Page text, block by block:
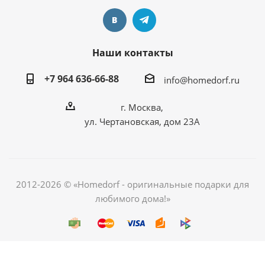
Наши контакты
+7 964 636-66-88
info@homedorf.ru
г. Москва,
ул. Чертановская, дом 23А
2012-2026 © «Homedorf - оригинальные подарки для
любимого дома!»